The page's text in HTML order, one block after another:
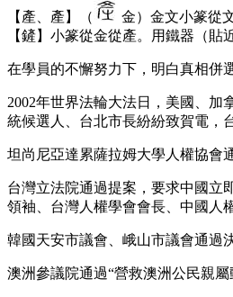
【產、產】（
金）金文小篆從
【鏟】小篆從金從產。用鐵器（貼
在學員的不懈努力下，明白真相併
2002年世界法輪大法日，美國、
統候選人、台北市長紛紛致賀電，
坦尚尼亞達累薩拉姆大學人權協會
台灣立法院通過提案，要求中國立
領袖、台灣人權學會會長、中國人
韓國天安市議會、峨山市議會通過
澳洲參議院通過“營救澳洲公民親